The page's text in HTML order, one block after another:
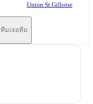
Union St.Gilloise
ทีมเจอทีม